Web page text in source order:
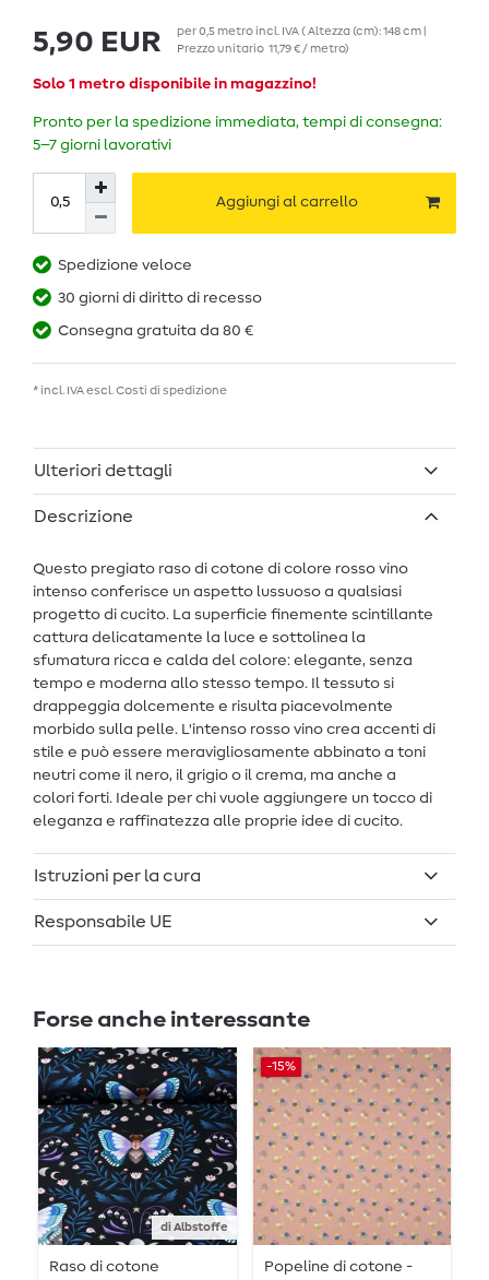
5,90 EUR per0,5 metroincl. IVA( Altezza (cm): 148 cm |
Prezzo unitario 11,79 € / metro)
Solo 1 metro disponibile in magazzino!
Pronto per la spedizione immediata, tempi di consegna:
5–7 giorni lavorativi
Aggiungi al carrello
Spedizione veloce
30 giorni di diritto di recesso
Consegna gratuita da 80 €
* incl. IVA escl. Costi di spedizione
Ulteriori dettagli
Descrizione
Questo pregiato raso di cotone di colore rosso vino
intenso conferisce un aspetto lussuoso a qualsiasi
progetto di cucito. La superficie finemente scintillante
cattura delicatamente la luce e sottolinea la
sfumatura ricca e calda del colore: elegante, senza
tempo e moderna allo stesso tempo. Il tessuto si
drappeggia dolcemente e risulta piacevolmente
morbido sulla pelle. L'intenso rosso vino crea accenti di
stile e può essere meravigliosamente abbinato a toni
neutri come il nero, il grigio o il crema, ma anche a
colori forti. Ideale per chi vuole aggiungere un tocco di
eleganza e raffinatezza alle proprie idee di cucito.
Istruzioni per la cura
Responsabile UE
Forse anche interessante
di Albstoffe
Raso di cotone
-15%
Popeline di cotone -